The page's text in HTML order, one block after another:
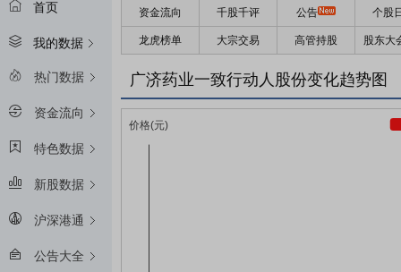
首页
我的数据
热门数据
资金流向
特色数据
新股数据
沪深港通
公告大全
资金流向 千股千评 公告 个股
龙虎榜单 大宗交易 高管持股 股东大
广济药业一致行动人股份变化趋势图